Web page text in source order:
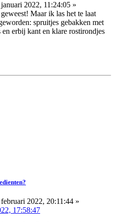
2022, 11:24:05 »
Maar ik las het te laat
spruitjes gebakken met
en erbij kant en klare rostirondjes
2022, 20:11:44 »
17:58:47